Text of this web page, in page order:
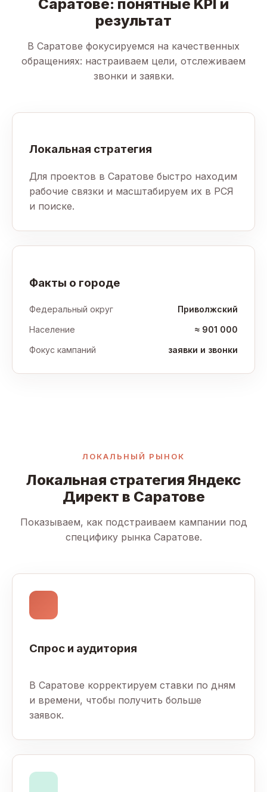
Саратове: понятные KPI и
результат
В Саратове фокусируемся на качественных
обращениях: настраиваем цели, отслеживаем
звонки и заявки.
Локальная стратегия
Для проектов в Саратове быстро находим
рабочие связки и масштабируем их в РСЯ
и поиске.
Факты о городе
Федеральный округ
Приволжский
Население
≈ 901 000
Фокус кампаний
заявки и звонки
ЛОКАЛЬНЫЙ РЫНОК
Локальная стратегия Яндекс
Директ в Саратове
Показываем, как подстраиваем кампании под
специфику рынка Саратове.
Спрос и аудитория
В Саратове корректируем ставки по дням
и времени, чтобы получить больше
заявок.